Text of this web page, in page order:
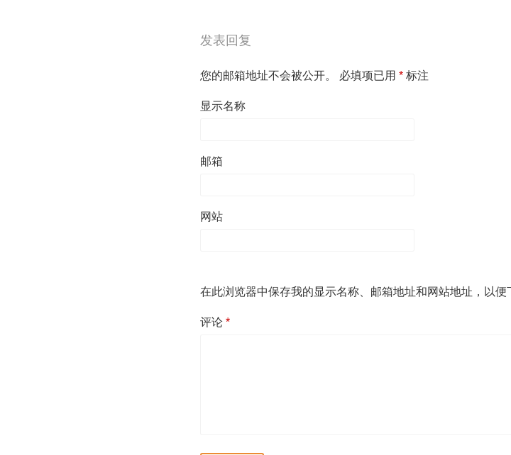
发表回复
您的邮箱地址不会被公开。 必填项已用 * 标注
显示名称
邮箱
网站
在此浏览器中保存我的显示名称、邮箱地址和网站地址，以便
评论 *